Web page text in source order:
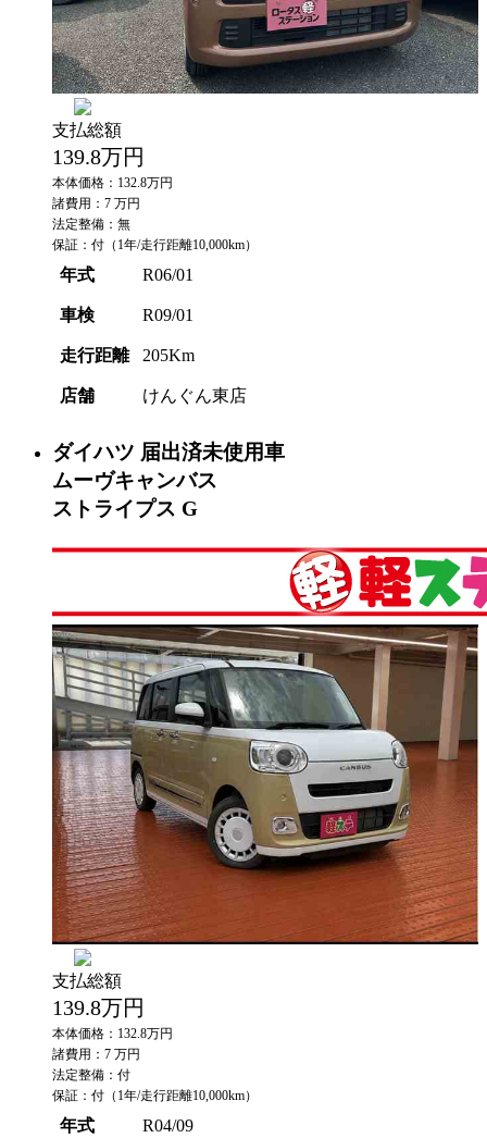
支払総額
139.8万円
本体価格：132.8万円
諸費用：7 万円
法定整備：無
保証：付（1年/走行距離10,000km）
年式 R06/01
車検 R09/01
走行距離 205Km
店舗 けんぐん東店
ダイハツ 届出済未使用車
ムーヴキャンバス
ストライプス G
支払総額
139.8万円
本体価格：132.8万円
諸費用：7 万円
法定整備：付
保証：付（1年/走行距離10,000km）
年式 R04/09